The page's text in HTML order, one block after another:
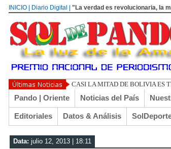
INICIO | Diario Digital | "La verdad es revolucionaria, la
UN LIB
Pando | Oriente Noticias del País
Editoriales Datos & Análisis
Data: julio 12, 2013 | 18:11